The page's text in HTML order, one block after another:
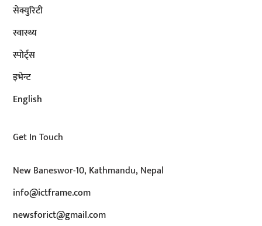
सेक्युरिटी
स्वास्थ्य
स्पोर्ट्स
इभेन्ट
English
Get In Touch
New Baneswor-10, Kathmandu, Nepal
info@ictframe.com
newsforict@gmail.com